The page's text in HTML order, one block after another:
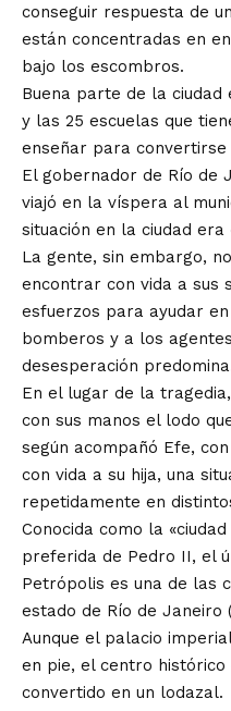
conseguir respuesta de
están concentradas en
bajo los escombros.
Buena parte de la ciudad
y las 25 escuelas que
enseñar para convertirse
El gobernador de Río de
viajó en la víspera al
situación en la ciudad era
La gente, sin embargo,
encontrar con vida a sus
esfuerzos para ayudar
bomberos y a los
desesperación
En el lugar de la
con sus manos el lodo
según acompañó Efe,
con vida a su hija, una
repetidamente en
Conocida como la
preferida de Pedro II, el
Petrópolis es una de las
estado de Río de Janeiro
Aunque el palacio
en pie, el centro histórico
convertido en un lodazal.